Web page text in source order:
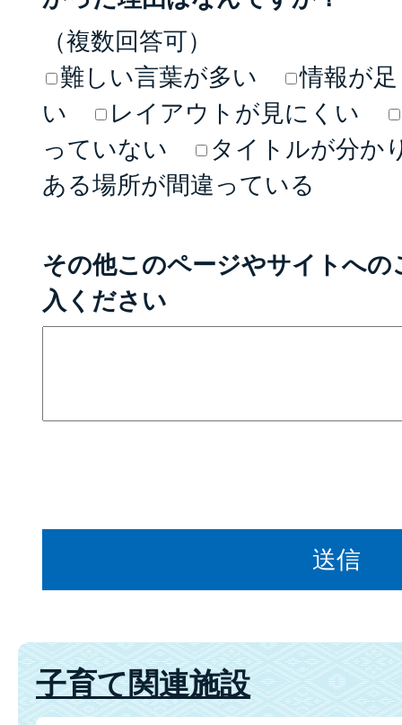
（複数回答可）
難しい言葉が多い
情報が
い
レイアウトが見にくい
っていない
タイトルが分か
ある場所が間違っている
その他このページやサイトへ
入ください
子育て関連施設